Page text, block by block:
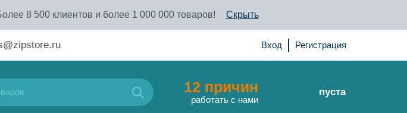
8 500 клиентов и более 1 000 000 товаров! Скрыть
Вход Регистрация
12 причин
работать с нами
пуста